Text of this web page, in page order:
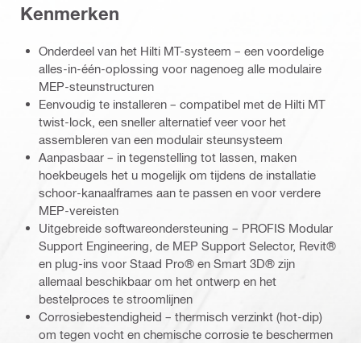
Kenmerken
Onderdeel van het Hilti MT-systeem – een voordelige
alles-in-één-oplossing voor nagenoeg alle modulaire
MEP-steunstructuren
Eenvoudig te installeren – compatibel met de Hilti MT
twist-lock, een sneller alternatief veer voor het
assembleren van een modulair steunsysteem
Aanpasbaar – in tegenstelling tot lassen, maken
hoekbeugels het u mogelijk om tijdens de installatie
schoor-kanaalframes aan te passen en voor verdere
MEP-vereisten
Uitgebreide softwareondersteuning – PROFIS Modular
Support Engineering, de MEP Support Selector, Revit®
en plug-ins voor Staad Pro® en Smart 3D® zijn
allemaal beschikbaar om het ontwerp en het
bestelproces te stroomlijnen
Corrosiebestendigheid – thermisch verzinkt (hot-dip)
om tegen vocht en chemische corrosie te beschermen